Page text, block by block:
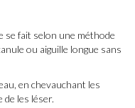
se fait selon une méthode
ou aiguille longue sans
en chevauchant les
les léser.